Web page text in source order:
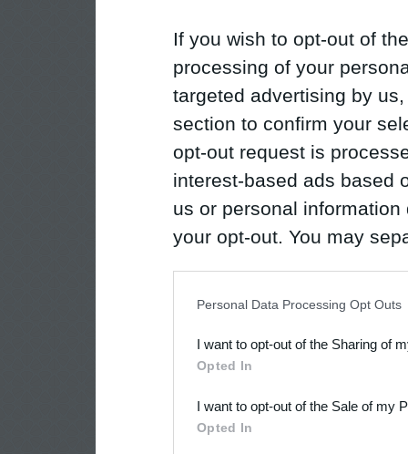
If you wish to opt-out of
processing of your
targeted advertising by
section to confirm your
opt-out request is
interest-based ads based
us or personal
your opt-out. You may
Downstream Participants
third parties.
Personal Data Processing Opt Outs
I want to opt-out of the Sharing of
Opted In
I want to opt-out of the Sale of my
Opted In